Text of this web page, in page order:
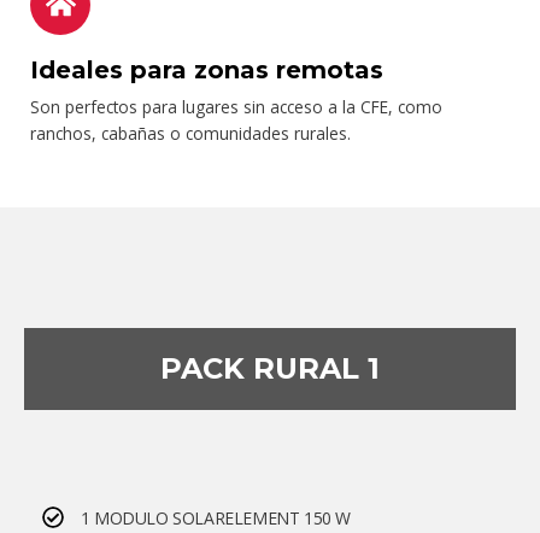
Ideales para zonas remotas
Son perfectos para lugares sin acceso a la CFE, como
ranchos, cabañas o comunidades rurales.
PACK RURAL 1
1 MODULO SOLARELEMENT 150 W